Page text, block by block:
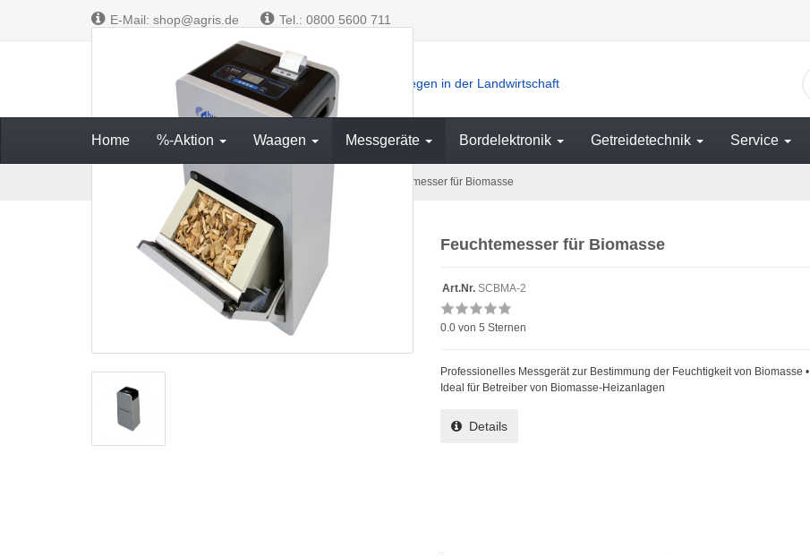
E-Mail: shop@agris.de Tel.: 0800 5600 711
Messen und Wiegen in der Landwirtschaft
Home %-Aktion Waagen Messgeräte Bordelektronik Getreidetechnik Service
Messgeräte Feuchtemesser für Biomasse Feuchtemesser für Biomasse
Feuchtemesser für Biomasse
Art.Nr. SCBMA-2
0.0 von 5 Sternen
Professionelles Messgerät zur Bestimmung der Feuchtigkeit von Biomasse •
Ideal für Betreiber von Biomasse-Heizanlagen
Details